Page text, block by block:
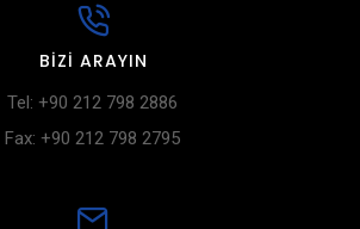
BIZI ARAYIN
Tel: +90 212 798 2886
Fax: +90 212 798 2795